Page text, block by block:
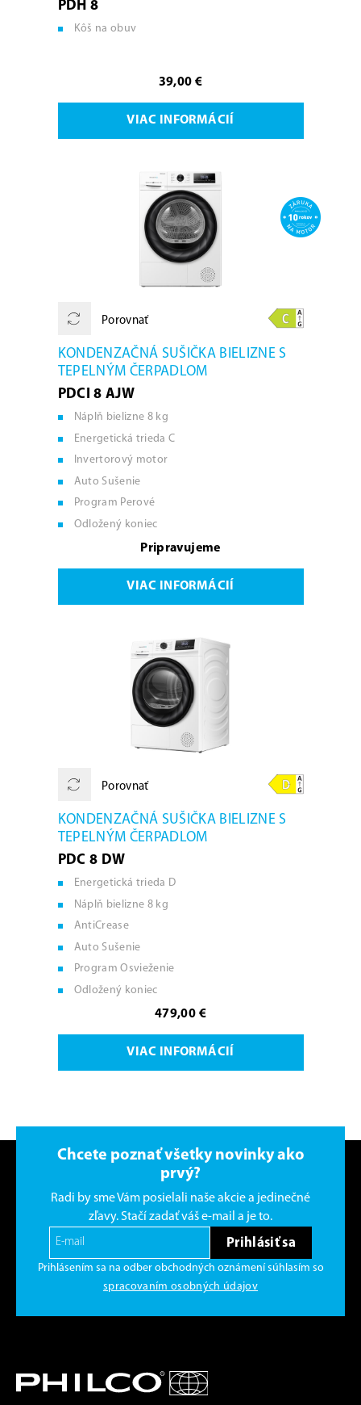
PDH 8
Kôš na obuv
39,00 €
VIAC INFORMÁCIÍ
Porovnať
KONDENZAČNÁ SUŠIČKA BIELIZNE S
TEPELNÝM ČERPADLOM
PDCI 8 AJW
Náplň bielizne 8 kg
Energetická trieda C
Invertorový motor
Auto Sušenie
Program Perové
Odložený koniec
Pripravujeme
VIAC INFORMÁCIÍ
Porovnať
KONDENZAČNÁ SUŠIČKA BIELIZNE S
TEPELNÝM ČERPADLOM
PDC 8 DW
Energetická trieda D
Náplň bielizne 8 kg
AntiCrease
Auto Sušenie
Program Osvieženie
Odložený koniec
479,00 €
VIAC INFORMÁCIÍ
Chcete poznať všetky novinky ako
prvý?
Radi by sme Vám posielali naše akcie a jedinečné
zľavy. Stačí zadať váš e-mail a je to.
Prihlásiť sa
Prihlásením sa na odber obchodných oznámení súhlasím so
spracovaním osobných údajov